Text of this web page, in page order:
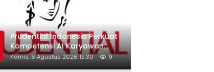
Prudential Indonesia Perkuat
Kompetensi AI Karyawan
Lewat AI Week
Kamis, 6 Agustus 2026 19:30 9